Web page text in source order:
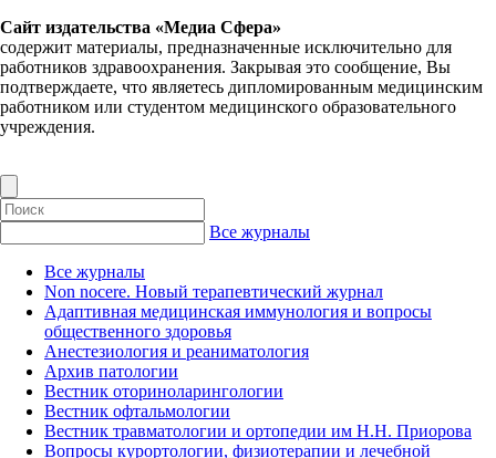
Сайт издательства «Медиа Сфера»
содержит материалы, предназначенные исключительно для
работников здравоохранения. Закрывая это сообщение, Вы
подтверждаете, что являетесь дипломированным медицинским
работником или студентом медицинского образовательного
учреждения.
Все журналы
Все журналы
Non nocere. Новый терапевтический журнал
Адаптивная медицинская иммунология и вопросы
общественного здоровья
Анестезиология и реаниматология
Архив патологии
Вестник оториноларингологии
Вестник офтальмологии
Вестник травматологии и ортопедии им Н.Н. Приорова
Вопросы курортологии, физиотерапии и лечебной